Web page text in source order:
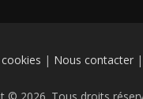
cookies | Nous contacter|